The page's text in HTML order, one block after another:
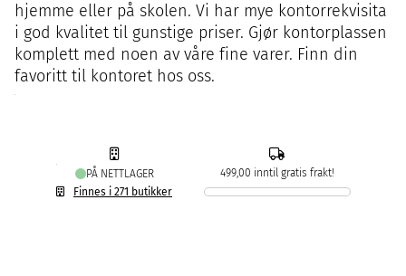
hjemme eller på skolen. Vi har mye kontorrekvisita
i god kvalitet til gunstige priser. Gjør kontorplassen
komplett med noen av våre fine varer. Finn din
favoritt til kontoret hos oss.
PÅ NETTLAGER
Finnes i 271 butikker
499,00 inntil gratis frakt!